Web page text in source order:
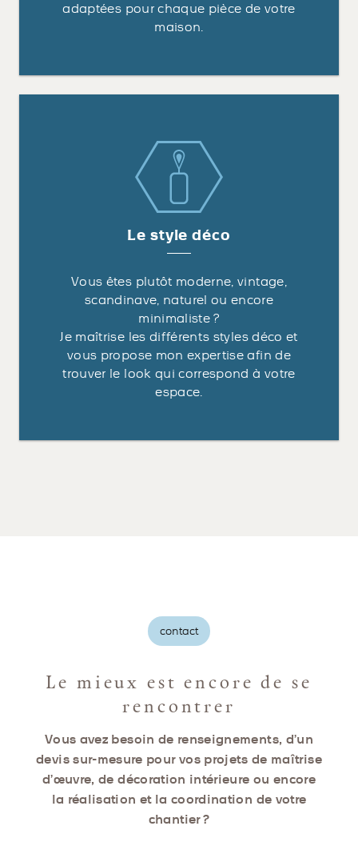
adaptées pour chaque pièce de votre
maison.
Le style déco
Vous êtes plutôt moderne, vintage,
scandinave, naturel ou encore
minimaliste ?
Je maîtrise les différents styles déco et
vous propose mon expertise afin de
trouver le look qui correspond à votre
espace.
contact
Le mieux est encore de se
rencontrer
Vous avez besoin de renseignements, d’un
devis sur-mesure pour vos projets de maîtrise
d’œuvre, de décoration intérieure ou encore
la réalisation et la coordination de votre
chantier ?